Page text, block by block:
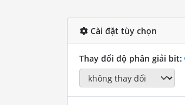
Cài đặt tùy chọn
Thay đổi độ phân giải bit: